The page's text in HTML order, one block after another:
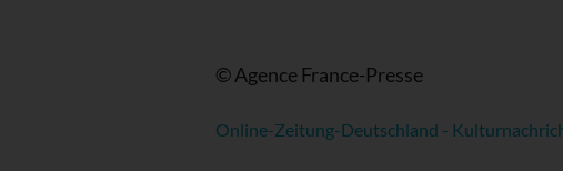
© Agence France-Presse
Online-Zeitung-Deutschland -